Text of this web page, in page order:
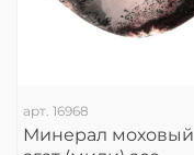
арт. 16968
Минерал моховый